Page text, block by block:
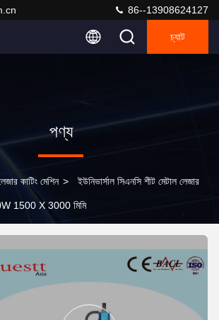
86--13908624127
চ্যাট
পণ্য
কাটিং মেশিন > ইউনিভার্সাল সিএনসি শীট মেটাল লেজার
1500 X 3000 মিমি